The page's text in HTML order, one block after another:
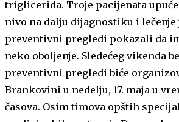
triglicerida. Troje pacijenata
nivo na dalju dijagnostiku i lečenje
preventivni pregledi pokazali da
neko oboljenje. Sledećeg vikenda
preventivni pregledi biće
Brankovini u nedelju, 17. maja u
časova. Osim timova opštih